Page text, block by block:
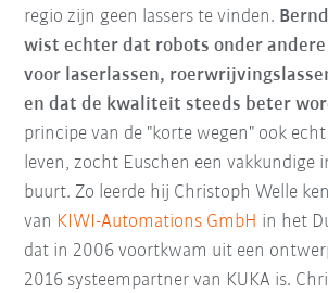
regio zijn geen lassers te vinden.
wist echter dat robots onder
voor laserlassen,
en dat de kwaliteit steeds beter
principe van de "korte wegen" ook
leven, zocht Euschen een vakkundige
buurt. Zo leerde hij Christoph Welle
van KIWI-Automations GmbH in het
dat in 2006 voortkwam uit een
2016 systeempartner van KUKA is.